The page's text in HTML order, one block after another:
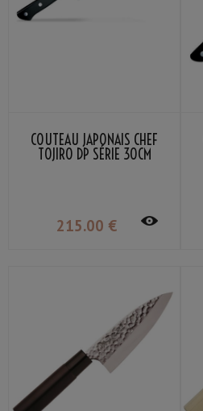
COUTEAU JAPONAIS CHEF
TOJIRO DP SÉRIE 30CM
215.00 €